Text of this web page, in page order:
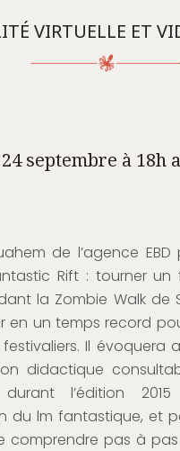
VIRTUELLE ET
septembre à 18h
de l’agence
Rift : tourner un
la Zombie Walk de
en un temps record
Il évoquera
didactique
durant l’édition
du lm fantastique, et
comprendre pas à